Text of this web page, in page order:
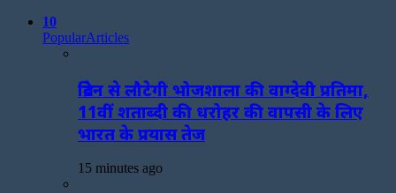
10
PopularArticles
ब्रिटेन से लौटेगी भोजशाला की वाग्देवी प्रतिमा,
11वीं शताब्दी की धरोहर की वापसी के लिए
भारत के प्रयास तेज
15 minutes ago